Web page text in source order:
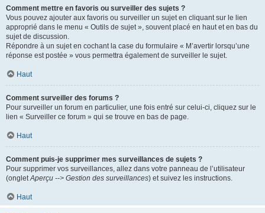
Comment mettre en favoris ou surveiller des sujets ?
Vous pouvez ajouter aux favoris ou surveiller un sujet en cliquant sur le lien
approprié dans le menu « Outils de sujet », souvent placé en haut et en bas du
sujet de discussion.
Répondre à un sujet en cochant la case du formulaire « M’avertir lorsqu’une
réponse est postée » vous permettra également de surveiller le sujet.
Haut
Comment surveiller des forums ?
Pour surveiller un forum en particulier, une fois entré sur celui-ci, cliquez sur le
lien « Surveiller ce forum » qui se trouve en bas de page.
Haut
Comment puis-je supprimer mes surveillances de sujets ?
Pour supprimer vos surveillances, allez dans votre panneau de l’utilisateur
(ongletAperçu --> Gestion des surveillances) et suivez les instructions.
Haut